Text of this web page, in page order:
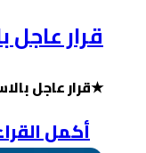
قرار عاجل
★قرار عاجل
أكمل